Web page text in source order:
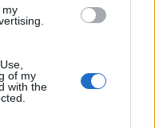
my
of my
with the